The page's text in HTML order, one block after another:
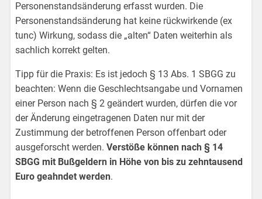
Personenstandsänderung erfasst wurden. Die
Personenstandsänderung hat keine rückwirkende (ex
tunc) Wirkung, sodass die „alten“ Daten weiterhin als
sachlich korrekt gelten.
Tipp für die Praxis: Es ist jedoch § 13 Abs. 1 SBGG zu
beachten: Wenn die Geschlechtsangabe und Vornamen
einer Person nach § 2 geändert wurden, dürfen die vor
der Änderung eingetragenen Daten nur mit der
Zustimmung der betroffenen Person offenbart oder
ausgeforscht werden.Verstöße können nach § 14
SBGG mit Bußgeldern in Höhe von bis zu zehntausend
Euro geahndet werden.